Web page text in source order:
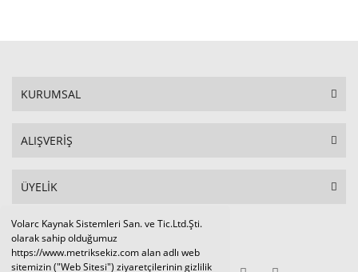
Volarc Kaynak Sistemleri San. ve Tic.Ltd.Şti.
olarak sahip olduğumuz
https://www.metriksekiz.com alan adlı web
sitemizin ("Web Sitesi") ziyaretçilerinin gizlilik
KURUMSAL
ALIŞVERİŞ
ÜYELİK